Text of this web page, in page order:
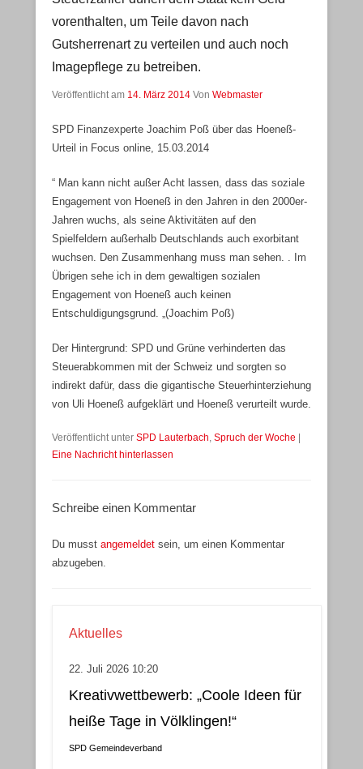
vorenthalten, um Teile davon nach
Gutsherrenart zu verteilen und auch noch
Imagepflege zu betreiben.
Veröffentlicht am 14. März 2014 Von Webmaster
SPD Finanzexperte Joachim Poß über das Hoeneß-
Urteil in Focus online, 15.03.2014
“ Man kann nicht außer Acht lassen, dass das soziale
Engagement von Hoeneß in den Jahren in den 2000er-
Jahren wuchs, als seine Aktivitäten auf den
Spielfeldern außerhalb Deutschlands auch exorbitant
wuchsen. Den Zusammenhang muss man sehen. . Im
Übrigen sehe ich in dem gewaltigen sozialen
Engagement von Hoeneß auch keinen
Entschuldigungsgrund. „(Joachim Poß)
Der Hintergrund: SPD und Grüne verhinderten das
Steuerabkommen mit der Schweiz und sorgten so
indirekt dafür, dass die gigantische Steuerhinterziehung
von Uli Hoeneß aufgeklärt und Hoeneß verurteilt wurde.
Veröffentlicht unter SPD Lauterbach, Spruch der Woche
Eine Nachricht hinterlassen
Schreibe einen Kommentar
Du musst angemeldet sein, um einen Kommentar
abzugeben.
Aktuelles
22. Juli 2026 10:20
Kreativwettbewerb: „Coole Ideen für
heiße Tage in Völklingen!“
SPD Gemeindeverband